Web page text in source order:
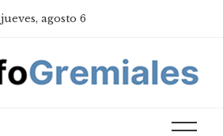
jueves, agosto 6